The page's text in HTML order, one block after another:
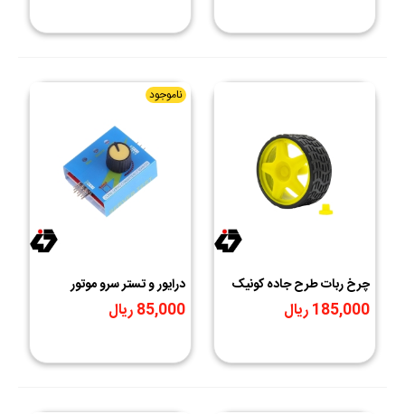
چرخ ربات طرح جاده کونیک
خور
185,000 ریال
ناموجود
درایور و تستر سرو موتور
85,000 ریال